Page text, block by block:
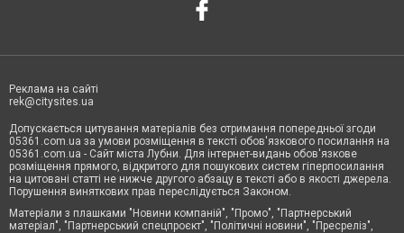
Реклама на сайті
rek@citysites.ua
Допускається цитування матеріалів без отримання попередньої згоди
05361.com.ua за умови розміщення в тексті обов'язкового посилання на
05361.com.ua - Сайт міста Лубни. Для інтернет-видань обов'язкове
розміщення прямого, відкритого для пошукових систем гіперпосилання
на цитовані статті не нижче другого абзацу в тексті або в якості джерела.
Порушення виняткових прав переслідується Законом.
Матеріали з плашками "Новини компаній", "Промо", "Партнерський
матеріал", "Партнерський спецпроєкт", "Політичні новини", "Пресреліз",